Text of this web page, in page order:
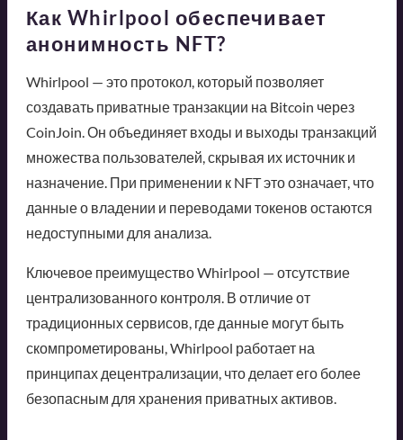
Как Whirlpool обеспечивает
анонимность NFT?
Whirlpool — это протокол, который позволяет
создавать приватные транзакции на Bitcoin через
CoinJoin. Он объединяет входы и выходы транзакций
множества пользователей, скрывая их источник и
назначение. При применении к NFT это означает, что
данные о владении и переводами токенов остаются
недоступными для анализа.
Ключевое преимущество Whirlpool — отсутствие
централизованного контроля. В отличие от
традиционных сервисов, где данные могут быть
скомпрометированы, Whirlpool работает на
принципах децентрализации, что делает его более
безопасным для хранения приватных активов.